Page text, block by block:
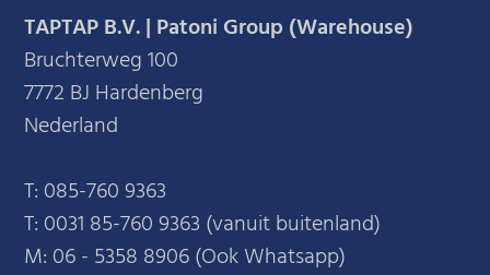
TAPTAP B.V. | Patoni Group (Warehouse)
Bruchterweg 100
7772 BJ Hardenberg
Nederland
T: 085-760 9363
T: 0031 85-760 9363 (vanuit buitenland)
M: 06 - 5358 8906 (Ook Whatsapp)